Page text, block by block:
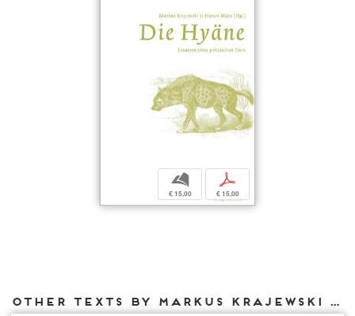
b
€ 15,00
p
€ 15,00
Other texts by Markus Krajewski for DIAPHANES